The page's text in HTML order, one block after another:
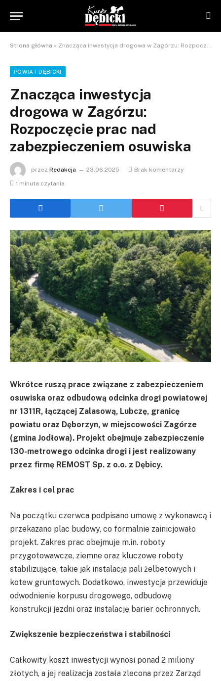
Strona główna » Znacząca inwestycja drogowa w Zagórzu: Rozpoczęcie prac nad zabezpieczeniem osuwiska
POWIAT DĘBICKI
Znacząca inwestycja
drogowa w Zagórzu:
Rozpoczęcie prac nad
zabezpieczeniem osuwiska
przez Redakcja 23.06.2025
Brak komentarzy
1 minuta czytania
Wkrótce ruszą prace związane z zabezpieczeniem
osuwiska oraz odbudową odcinka drogi powiatowej
nr 1311R, łączącej Zalasową, Lubczę, granicę
powiatu oraz Dęborzyn, w miejscowości Zagórze
(gmina Jodłowa). Projekt obejmuje zabezpieczenie
130-metrowego odcinka drogi i jest realizowany
przez firmę REMOST Sp. z o.o. z Dębicy.
Zakres i cel prac
Na początku czerwca podpisano umowę z wykonawcą i
przekazano plac budowy, co formalnie zainicjowało
projekt. Zakres prac obejmuje m.in. roboty
przygotowawcze, ziemne oraz kluczowe roboty
stabilizujące, takie jak instalacja pali żelbetowych i
kotew gruntowych. Dodatkowo, inwestycja przewiduje
odwodnienie korpusu drogowego, odbudowę
konstrukcji jezdni oraz instalację barier ochronnych.
Zwiększenie bezpieczeństwa i stabilności
Całkowity koszt inwestycji wynosi ponad 2 miliony
złotych, a jej realizacja została zlecona przez Zarząd